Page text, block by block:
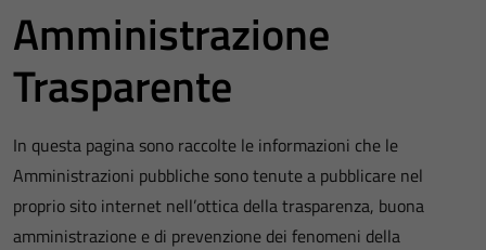
Amministrazione
Trasparente
In questa pagina sono raccolte le informazioni che le
Amministrazioni pubbliche sono tenute a pubblicare nel
proprio sito internet nell’ottica della trasparenza, buona
amministrazione e di prevenzione dei fenomeni della